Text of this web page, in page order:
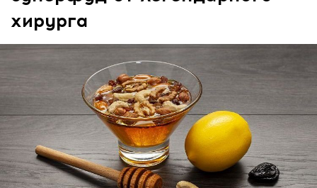
хирурга